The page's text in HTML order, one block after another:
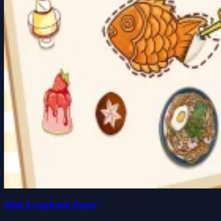
Mini Scrapbook Paper